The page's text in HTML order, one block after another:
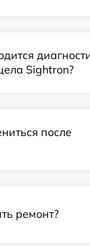
Sightron?
после
ремонт?